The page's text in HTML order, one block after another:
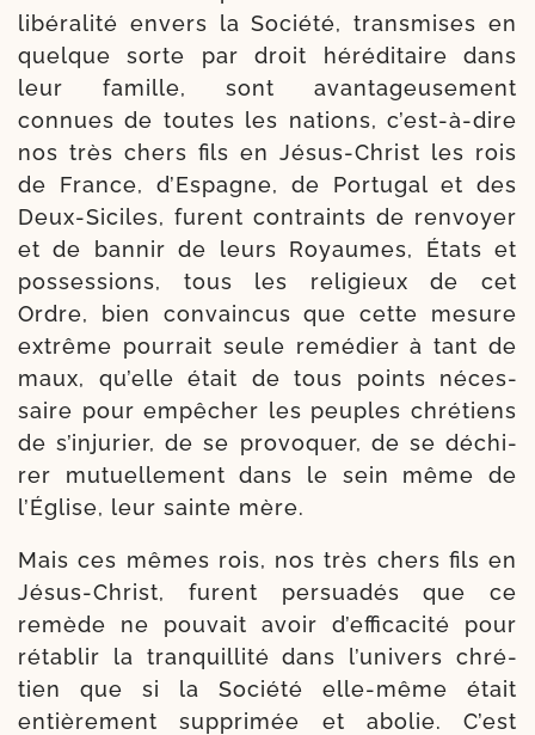
libé­ra­li­té envers la Société, trans­mises en
quelque sorte par droit héré­di­taire dans
leur famille, sont avan­ta­geu­se­ment
connues de toutes les nations, c’est-​à-​dire
nos très chers fils en Jésus-​Christ les rois
de France, d’Espagne, de Portugal et des
Deux-​Siciles, furent contraints de ren­voyer
et de ban­nir de leurs Royaumes, États et
pos­ses­sions, tous les reli­gieux de cet
Ordre, bien convain­cus que cette mesure
extrême pour­rait seule remé­dier à tant de
maux, qu’elle était de tous points néces­
saire pour empê­cher les peuples chré­tiens
de s’in­ju­rier, de se pro­vo­quer, de se déchi­
rer mutuel­le­ment dans le sein même de
l’Église, leur sainte mère.
Mais ces mêmes rois, nos très chers fils en
Jésus-​Christ, furent per­sua­dés que ce
remède ne pou­vait avoir d’ef­fi­ca­ci­té pour
réta­blir la tran­quilli­té dans l’u­ni­vers chré­
tien que si la Société elle-​même était
entiè­re­ment sup­pri­mée et abo­lie. C’est